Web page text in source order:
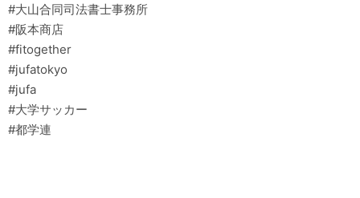
#大山合同司法書士事務所
#阪本商店
#fitogether
#jufatokyo
#jufa
#大学サッカー
#都学連